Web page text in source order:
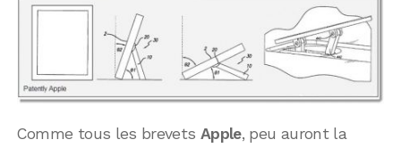
Comme tous les brevets Apple, peu auront la